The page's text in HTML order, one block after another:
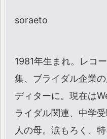
soraeto
1981年生まれ。レコ
集、ブライダル企業
ディターに。現在は
ライダル関連、中学
人の母。涙もろく、